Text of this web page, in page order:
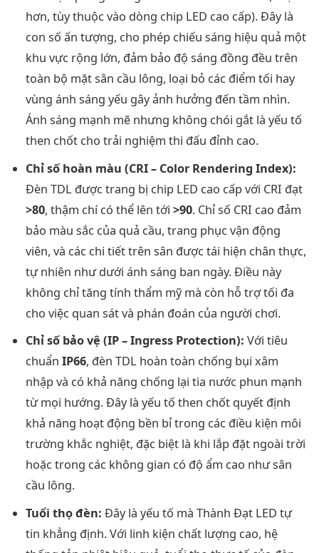
hơn, tùy thuộc vào dòng chip LED cao cấp). Đây là
con số ấn tượng, cho phép chiếu sáng hiệu quả một
khu vực rộng lớn, đảm bảo độ sáng đồng đều trên
toàn bộ mặt sân cầu lông, loại bỏ các điểm tối hay
vùng ánh sáng yếu gây ảnh hưởng đến tầm nhìn.
Ánh sáng mạnh mẽ nhưng không chói gắt là yếu tố
then chốt cho trải nghiệm thi đấu đỉnh cao.
Chỉ số hoàn màu (CRI – Color Rendering Index):
Đèn TDL được trang bị chip LED cao cấp với CRI đạt
>80, thậm chí có thể lên tới>90. Chỉ số CRI cao đảm
bảo màu sắc của quả cầu, trang phục vận động
viên, và các chi tiết trên sân được tái hiện chân thực,
tự nhiên như dưới ánh sáng ban ngày. Điều này
không chỉ tăng tính thẩm mỹ mà còn hỗ trợ tối đa
cho việc quan sát và phán đoán của người chơi.
Chỉ số bảo vệ (IP – Ingress Protection): Với tiêu
chuẩnIP66, đèn TDL hoàn toàn chống bụi xâm
nhập và có khả năng chống lại tia nước phun mạnh
từ mọi hướng. Đây là yếu tố then chốt quyết định
khả năng hoạt động bền bỉ trong các điều kiện môi
trường khắc nghiệt, đặc biệt là khi lắp đặt ngoài trời
hoặc trong các không gian có độ ẩm cao như sân
cầu lông.
Tuổi thọ đèn: Đây là yếu tố mà Thành Đạt LED tự
tin khẳng định. Với linh kiện chất lượng cao, hệ